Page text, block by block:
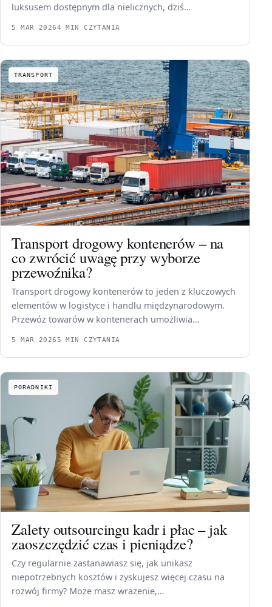
luksusem dostępnym dla nielicznych, dziś…
5 MAR 20264 MIN CZYTANIA
TRANSPORT
Transport drogowy kontenerów – na
co zwrócić uwagę przy wyborze
przewoźnika?
Transport drogowy kontenerów to jeden z kluczowych
elementów w logistyce i handlu międzynarodowym.
Przewóz towarów w kontenerach umożliwia…
5 MAR 2026 5 MIN CZYTANIA
PORADNIKI
Zalety outsourcingu kadr i płac – jak
zaoszczędzić czas i pieniądze?
Czy regularnie zastanawiasz się, jak unikasz
niepotrzebnych kosztów i zyskujesz więcej czasu na
rozwój firmy? Może masz wrażenie,…